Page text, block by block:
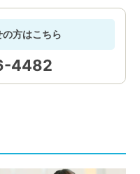
方はこちら
4482